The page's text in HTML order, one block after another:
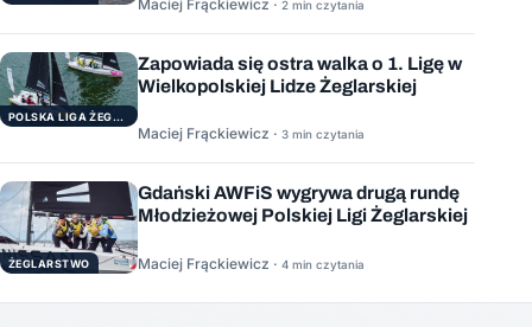
Maciej Frąckiewicz · 2 min czytania
POLSKA LIGA ŻEGLARSKA
Zapowiada się ostra walka o 1. Ligę w
Wielkopolskiej Lidze Żeglarskiej
Maciej Frąckiewicz · 3 min czytania
ŻEGLARSTWO
Gdański AWFiS wygrywa drugą rundę
Młodzieżowej Polskiej Ligi Żeglarskiej
Maciej Frąckiewicz · 4 min czytania